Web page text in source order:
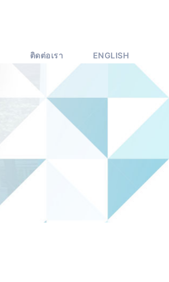
ติดต่อเรา ENGLISH